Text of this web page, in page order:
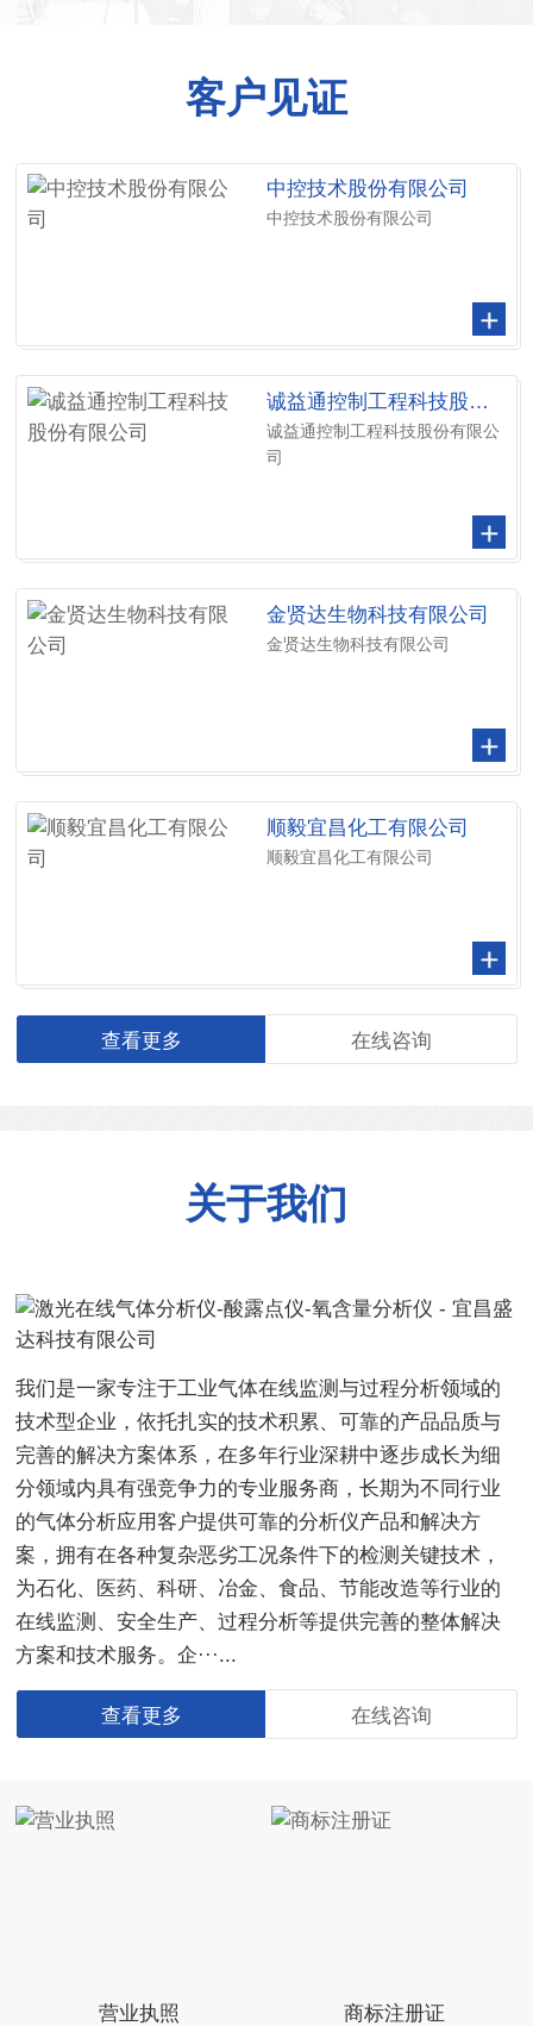
客户见证
中控技术股份有限公司
中控技术股份有限公司
诚益通控制工程科技股份有限公司
诚益通控制工程科技股份有限公
司
金贤达生物科技有限公司
金贤达生物科技有限公司
顺毅宜昌化工有限公司
顺毅宜昌化工有限公司
查看更多 在线咨询
关于我们
我们是一家专注于工业气体在线监测与过程分析领域的
技术型企业，依托扎实的技术积累、可靠的产品品质与
完善的解决方案体系，在多年行业深耕中逐步成长为细
分领域内具有强竞争力的专业服务商，长期为不同行业
的气体分析应用客户提供可靠的分析仪产品和解决方
案，拥有在各种复杂恶劣工况条件下的检测关键技术，
为石化、医药、科研、冶金、食品、节能改造等行业的
在线监测、安全生产、过程分析等提供完善的整体解决
方案和技术服务。企···...
查看更多 在线咨询
营业执照 商标注册证